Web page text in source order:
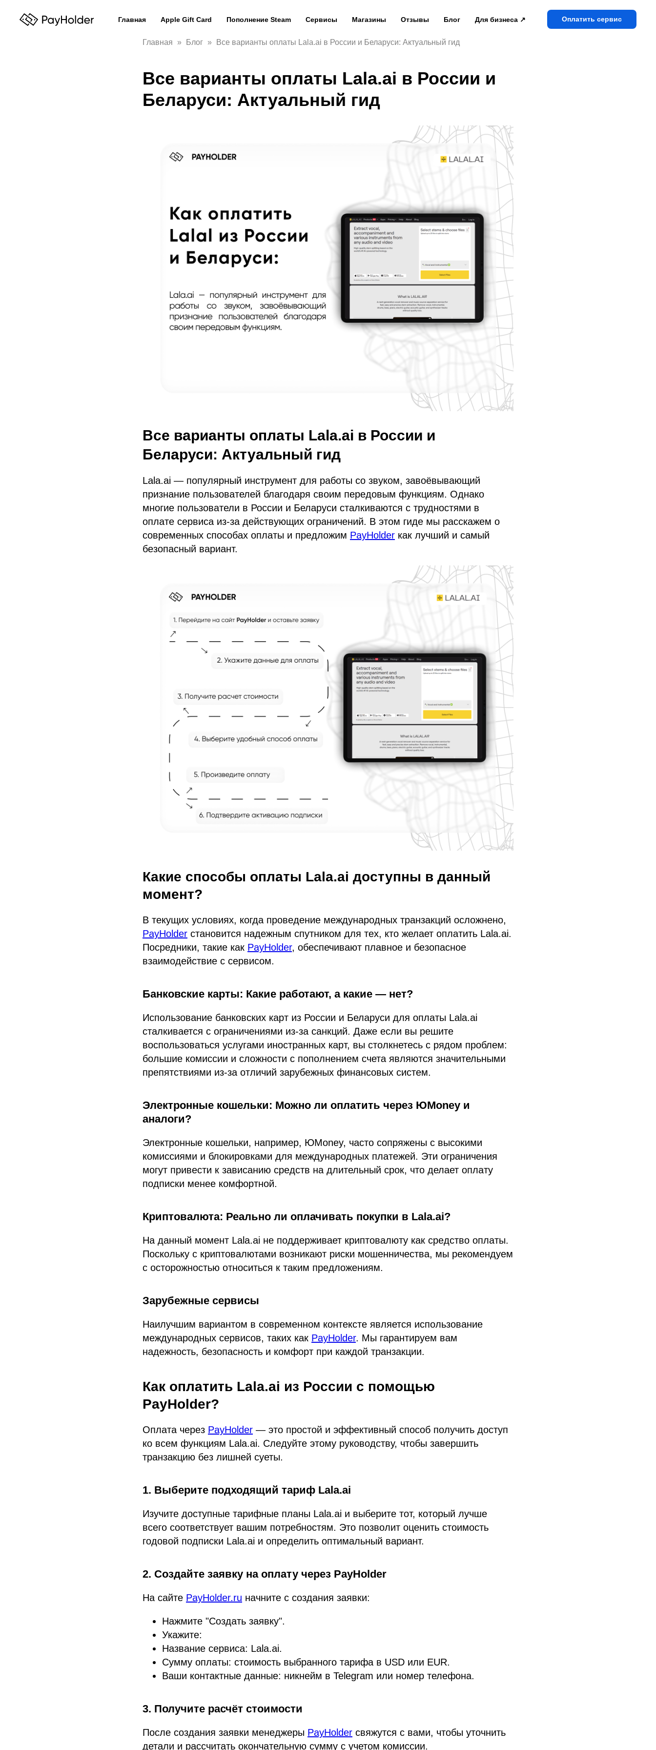
Главная Блог Все варианты оплаты Lala.ai в России и Беларуси: Актуальный гид
Главная Apple Gift Card Пополнение Steam Сервисы Магазины Отзывы Блог Для бизнеса ↗ Оплатить сервис
Все варианты оплаты Lala.ai в России и
Беларуси: Актуальный гид
Все варианты оплаты Lala.ai в России и
Беларуси: Актуальный гид
Lala.ai — популярный инструмент для работы со звуком, завоёвывающий
признание пользователей благодаря своим передовым функциям. Однако
многие пользователи в России и Беларуси сталкиваются с трудностями в
оплате сервиса из-за действующих ограничений. В этом гиде мы расскажем о
современных способах оплаты и предложим PayHolder как лучший и самый
безопасный вариант.
Какие способы оплаты Lala.ai доступны в данный
момент?
В текущих условиях, когда проведение международных транзакций осложнено,
PayHolder становится надежным спутником для тех, кто желает оплатить Lala.ai.
Посредники, такие как PayHolder, обеспечивают плавное и безопасное
взаимодействие с сервисом.
Банковские карты: Какие работают, а какие — нет?
Использование банковских карт из России и Беларуси для оплаты Lala.ai
сталкивается с ограничениями из-за санкций. Даже если вы решите
воспользоваться услугами иностранных карт, вы столкнетесь с рядом проблем:
большие комиссии и сложности с пополнением счета являются значительными
препятствиями из-за отличий зарубежных финансовых систем.
Электронные кошельки: Можно ли оплатить через ЮMoney и
аналоги?
Электронные кошельки, например, ЮMoney, часто сопряжены с высокими
комиссиями и блокировками для международных платежей. Эти ограничения
могут привести к зависанию средств на длительный срок, что делает оплату
подписки менее комфортной.
Криптовалюта: Реально ли оплачивать покупки в Lala.ai?
На данный момент Lala.ai не поддерживает криптовалюту как средство оплаты.
Поскольку с криптовалютами возникают риски мошенничества, мы рекомендуем
с осторожностью относиться к таким предложениям.
Зарубежные сервисы
Наилучшим вариантом в современном контексте является использование
международных сервисов, таких как PayHolder. Мы гарантируем вам
надежность, безопасность и комфорт при каждой транзакции.
Как оплатить Lala.ai из России с помощью
PayHolder?
Оплата через PayHolder — это простой и эффективный способ получить доступ
ко всем функциям Lala.ai. Следуйте этому руководству, чтобы завершить
транзакцию без лишней суеты.
1. Выберите подходящий тариф Lala.ai
Изучите доступные тарифные планы Lala.ai и выберите тот, который лучше
всего соответствует вашим потребностям. Это позволит оценить стоимость
годовой подписки Lala.ai и определить оптимальный вариант.
2. Создайте заявку на оплату через PayHolder
На сайте PayHolder.ru начните с создания заявки:
Нажмите "Создать заявку".
Укажите:
Название сервиса: Lala.ai.
Сумму оплаты: стоимость выбранного тарифа в USD или EUR.
Ваши контактные данные: никнейм в Telegram или номер телефона.
3. Получите расчёт стоимости
После создания заявки менеджеры PayHolder свяжутся с вами, чтобы уточнить
детали и рассчитать окончательную сумму с учетом комиссии.